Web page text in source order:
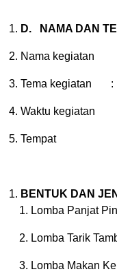
D. NAMA DAN
Nama kegiatan
Tema kegiatan :
Waktu kegiatan
Tempat :
BENTUK DAN
Lomba Panjat
Lomba Tarik
Lomba Makan